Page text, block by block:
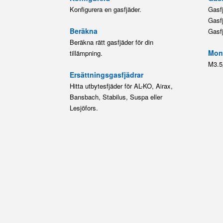
Konfigurera en gasfjäder.
Beräkna
Beräkna rätt gasfjäder för din
tillämpning.
Ersättningsgasfjädrar
Hitta utbytesfjäder för AL-KO, Airax,
Bansbach, Stabilus, Suspa eller
Lesjöfors.
M3.5